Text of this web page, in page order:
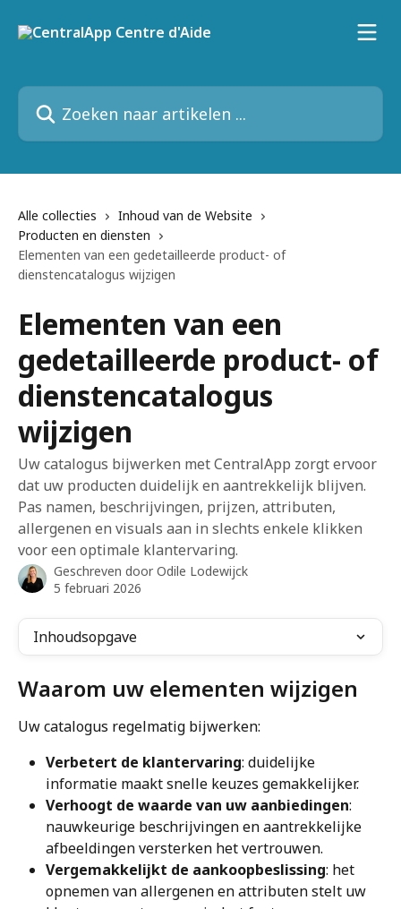
Zoeken naar artikelen ...
Alle collecties
Inhoud van de Website
Producten en diensten
Elementen van een gedetailleerde product- of
dienstencatalogus wijzigen
Elementen van een
gedetailleerde product- of
dienstencatalogus
wijzigen
Uw catalogus bijwerken met CentralApp zorgt ervoor
dat uw producten duidelijk en aantrekkelijk blijven.
Pas namen, beschrijvingen, prijzen, attributen,
allergenen en visuals aan in slechts enkele klikken
voor een optimale klantervaring.
Geschreven door Odile Lodewijck
5 februari 2026
Inhoudsopgave
Waarom uw elementen wijzigen
Uw catalogus regelmatig bijwerken:
Verbetert de klantervaring: duidelijke
informatie maakt snelle keuzes gemakkelijker.
Verhoogt de waarde van uw aanbiedingen:
nauwkeurige beschrijvingen en aantrekkelijke
afbeeldingen versterken het vertrouwen.
Vergemakkelijkt de aankoopbeslissing: het
opnemen van allergenen en attributen stelt uw